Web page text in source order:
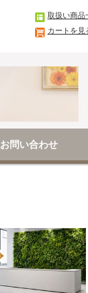
取扱い商品
カートを見
お問い合わせ